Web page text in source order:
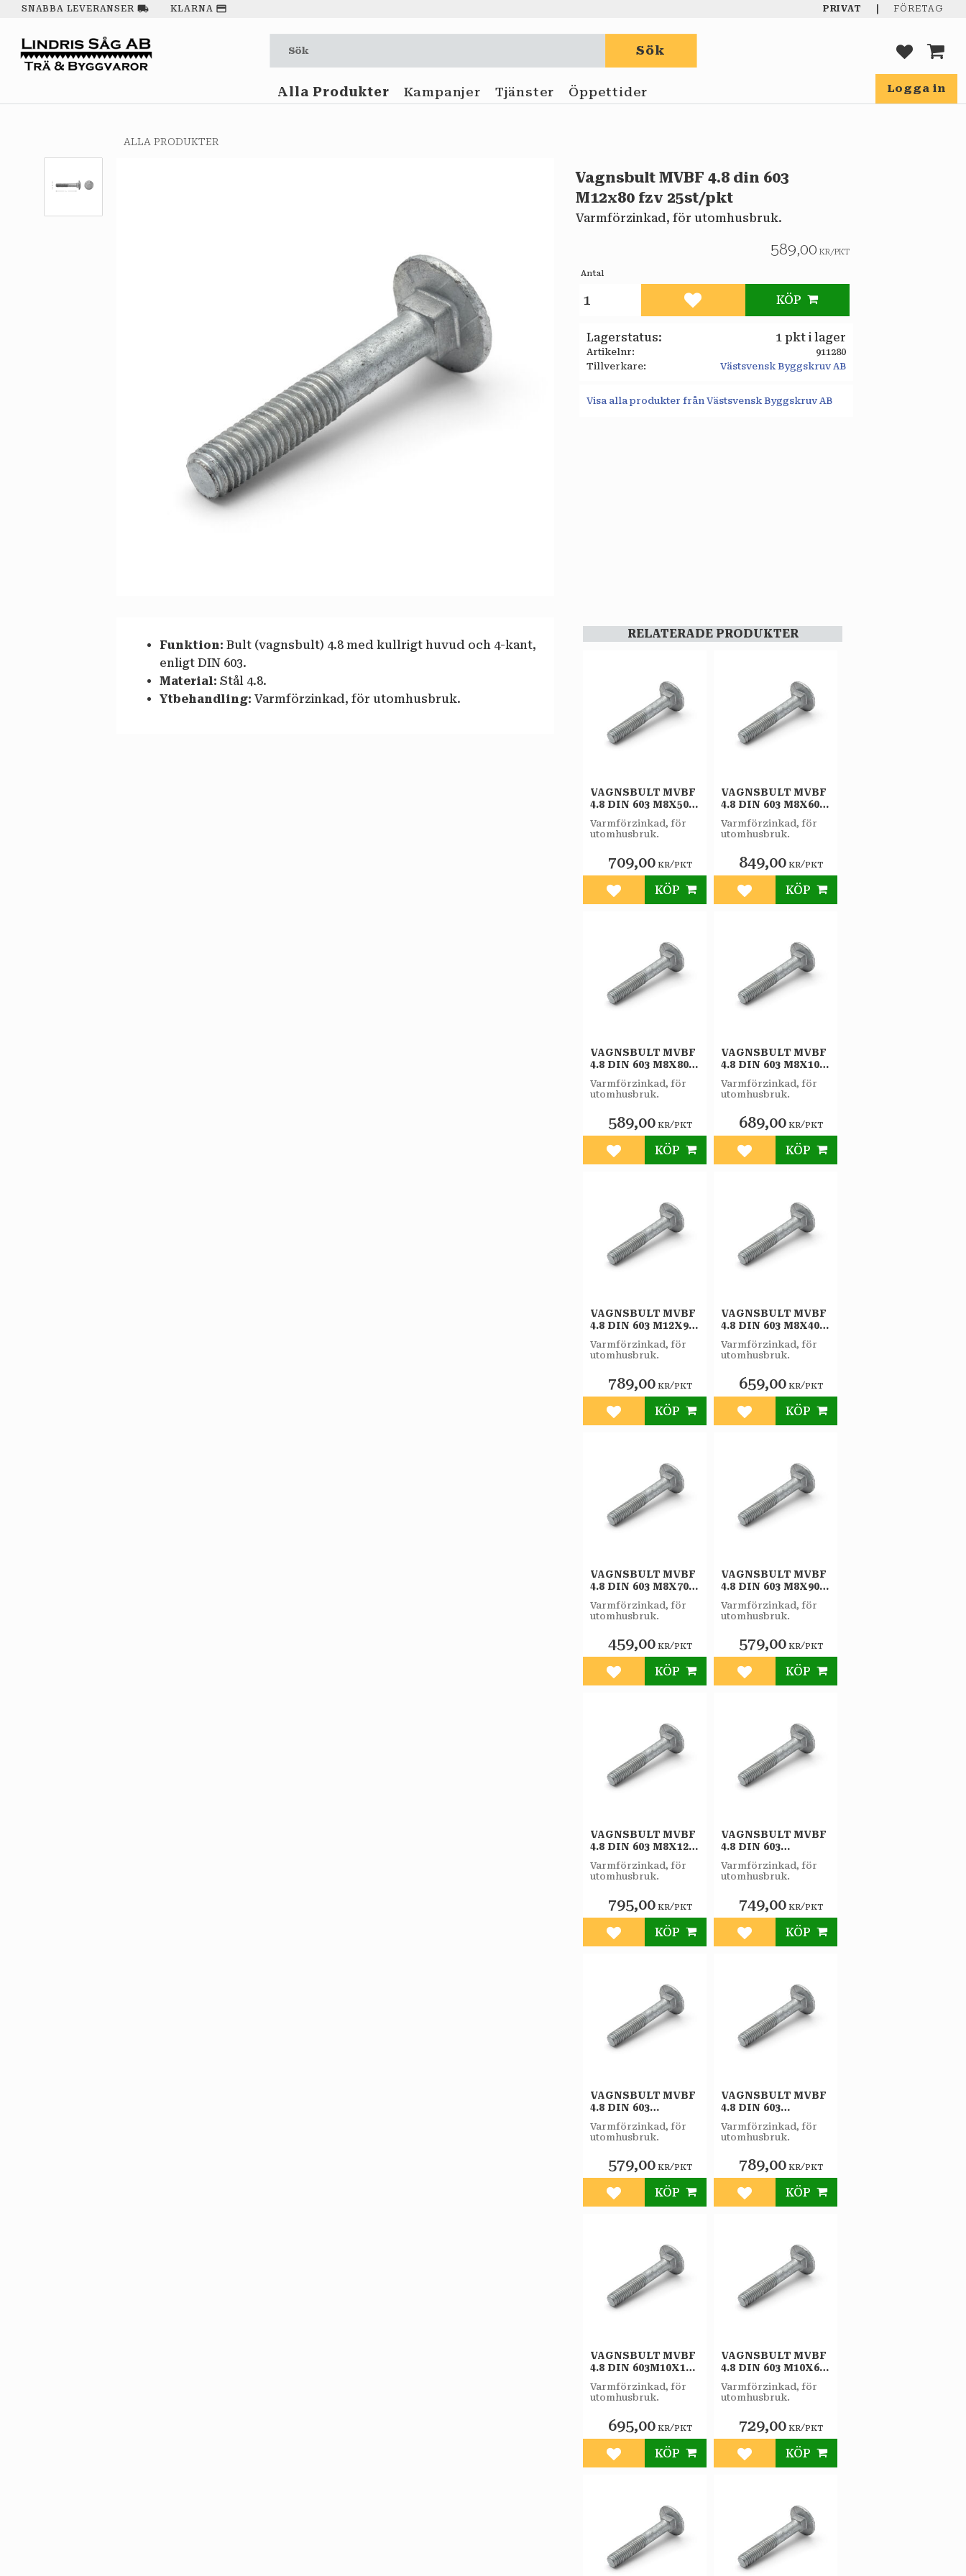
SNABBA LEVERANSER local_shipping KLARNA payment PRIVAT FÖRETAG
Logga in
Sök
Alla Produkter Kampanjer Tjänster Öppettider
ALLA PRODUKTER
Vagnsbult MVBF 4.8 din 603
M12x80 fzv 25st/pkt
Varmförzinkad, för utomhusbruk.
589,00 KR/PKT
Antal
KÖP
Lägg till i favoriter
Lagerstatus 1 pkt i lager
Artikelnr
911280
Tillverkare
Västsvensk Byggskruv AB
Visa alla produkter från Västsvensk Byggskruv AB
Funktion: Bult (vagnsbult) 4.8 med kullrigt huvud och 4-kant,
enligt DIN 603.
Material: Stål 4.8.
Ytbehandling: Varmförzinkad, för utomhusbruk.
RELATERADE PRODUKTER
VAGNSBULT MVBF
4.8 DIN 603 M8X50
Varmförzinkad, för
utomhusbruk.
709,00KR/PKT
Lägg till i favoriter
KÖP
VAGNSBULT MVBF
4.8 DIN 603 M8X60
Varmförzinkad, för
utomhusbruk.
849,00KR/PKT
Lägg till i favoriter
KÖP
VAGNSBULT MVBF
4.8 DIN 603 M8X80
FZV 50ST/PKT
Varmförzinkad, för
utomhusbruk.
589,00KR/PKT
Lägg till i favoriter
KÖP
VAGNSBULT MVBF
4.8 DIN 603 M8X100
FZV 50ST/PKT
Varmförzinkad, för
utomhusbruk.
689,00KR/PKT
Lägg till i favoriter
KÖP
VAGNSBULT MVBF
4.8 DIN 603 M12X90
Varmförzinkad, för
utomhusbruk.
789,00KR/PKT
Lägg till i favoriter
KÖP
VAGNSBULT MVBF
4.8 DIN 603 M8X40
Varmförzinkad, för
utomhusbruk.
659,00KR/PKT
Lägg till i favoriter
KÖP
VAGNSBULT MVBF
4.8 DIN 603 M8X70
Varmförzinkad, för
utomhusbruk.
459,00KR/PKT
Lägg till i favoriter
KÖP
VAGNSBULT MVBF
4.8 DIN 603 M8X90
Varmförzinkad, för
utomhusbruk.
579,00KR/PKT
Lägg till i favoriter
KÖP
VAGNSBULT MVBF
4.8 DIN 603 M8X120
Varmförzinkad, för
utomhusbruk.
795,00KR/PKT
Lägg till i favoriter
KÖP
VAGNSBULT MVBF
4.8 DIN 603
25ST/PKT
Varmförzinkad, för
utomhusbruk.
749,00KR/PKT
Lägg till i favoriter
KÖP
VAGNSBULT MVBF
4.8 DIN 603
25ST/PKT
Varmförzinkad, för
utomhusbruk.
579,00KR/PKT
Lägg till i favoriter
KÖP
VAGNSBULT MVBF
4.8 DIN 603
20ST/PKT
Varmförzinkad, för
utomhusbruk.
789,00KR/PKT
Lägg till i favoriter
KÖP
VAGNSBULT MVBF
4.8 DIN 603M10X120
Varmförzinkad, för
utomhusbruk.
695,00KR/PKT
Lägg till i favoriter
KÖP
VAGNSBULT MVBF
4.8 DIN 603 M10X60
Varmförzinkad, för
utomhusbruk.
729,00KR/PKT
Lägg till i favoriter
KÖP